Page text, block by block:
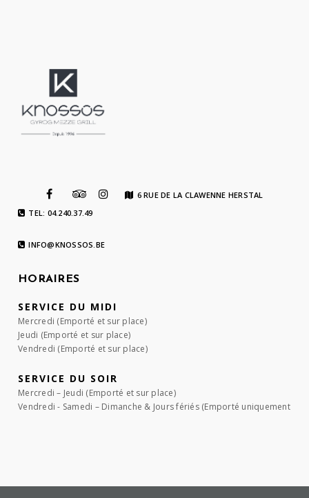
6 RUE DE LA CLAWENNE HERSTAL
TEL: 04.240.37.49
INFO@KNOSSOS.BE
HORAIRES
SERVICE DU MIDI
Mercredi (Emporté et sur place)
Jeudi (Emporté et sur place)
Vendredi (Emporté et sur place)
SERVICE DU SOIR
Mercredi – Jeudi (Emporté et sur place)
Vendredi - Samedi – Dimanche & Jours fériés (Emporté uniquement